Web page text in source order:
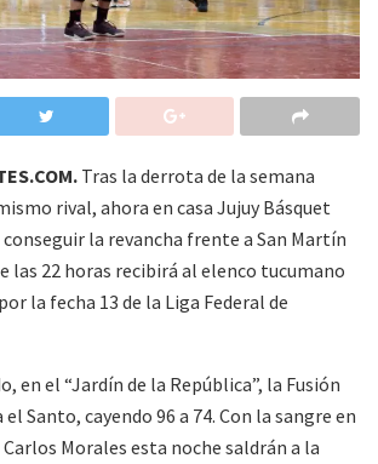
Tras la derrota de la semana
rival, ahora en casa Jujuy Básquet
la revancha frente a San Martín
las 22 horas recibirá al elenco tucumano
la fecha 13 de la Liga Federal de
en el “Jardín de la República”, la Fusión
Santo, cayendo 96 a 74. Con la sangre en
Morales esta noche saldrán a la